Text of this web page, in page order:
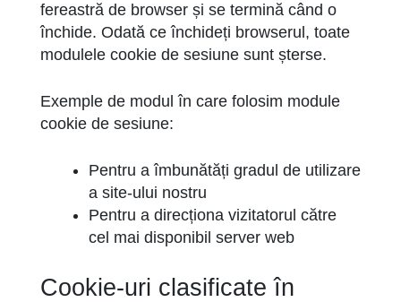
fereastră de browser și se termină când o
închide. Odată ce închideți browserul, toate
modulele cookie de sesiune sunt șterse.
Exemple de modul în care folosim module
cookie de sesiune:
Pentru a îmbunătăți gradul de utilizare
a site-ului nostru
Pentru a direcționa vizitatorul către
cel mai disponibil server web
Cookie-uri clasificate în